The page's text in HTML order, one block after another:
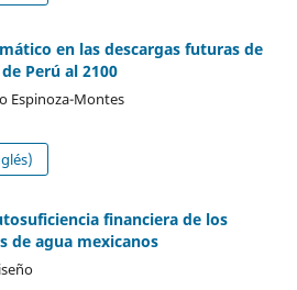
en las descargas futuras de
Perú al 2100
Espinoza-Montes
financiera de los
de agua mexicanos